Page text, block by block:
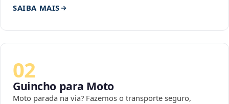
SAIBA MAIS
02
Guincho para Moto
Moto parada na via? Fazemos o transporte seguro,